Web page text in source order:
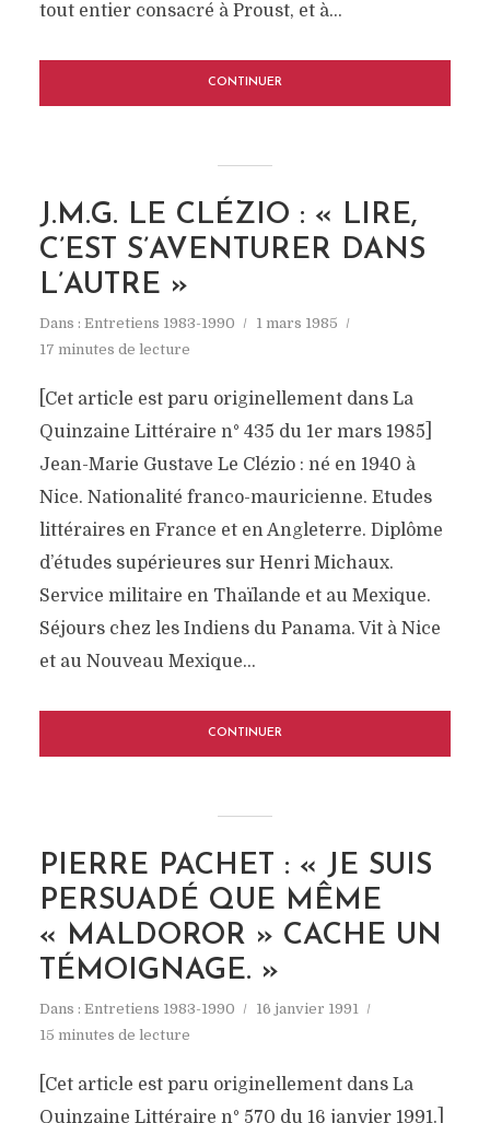
tout entier consacré à Proust, et à...
CONTINUER
J.M.G. LE CLÉZIO : « LIRE,
C’EST S’AVENTURER DANS
L’AUTRE »
Dans : Entretiens 1983-1990
1 mars 1985
17 minutes de lecture
[Cet article est paru originellement dans La
Quinzaine Littéraire n° 435 du 1er mars 1985]
Jean-Marie Gustave Le Clézio : né en 1940 à
Nice. Nationalité franco-mauricienne. Etudes
littéraires en France et en Angleterre. Diplôme
d’études supérieures sur Henri Michaux.
Service militaire en Thaïlande et au Mexique.
Séjours chez les Indiens du Panama. Vit à Nice
et au Nouveau Mexique...
CONTINUER
PIERRE PACHET : « JE SUIS
PERSUADÉ QUE MÊME
« MALDOROR » CACHE UN
TÉMOIGNAGE. »
Dans : Entretiens 1983-1990
16 janvier 1991
15 minutes de lecture
[Cet article est paru originellement dans La
Quinzaine Littéraire n° 570 du 16 janvier 1991.]